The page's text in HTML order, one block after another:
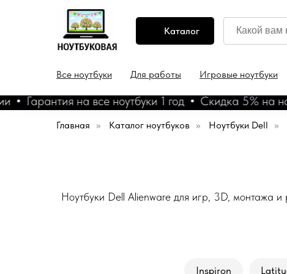
Каталог
Все ноутбуки Для работы Игровые ноутбуки
Гарантия на все ноутбуки 1 год Скидка 5% на
Главная » Каталог ноутбуков » Ноутбуки Dell »
Ноутбуки Dell Alienware для игр, 3D, монтажа
Inspiron